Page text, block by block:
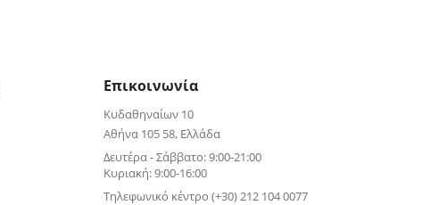
Επικοινωνία
Κυδαθηναίων 10
Αθήνα 105 58, Ελλάδα
Δευτέρα - Σάββατο: 9:00-21:00
Κυριακή: 9:00-16:00
Τηλεφωνικό κέντρο (+30) 212 104 0077